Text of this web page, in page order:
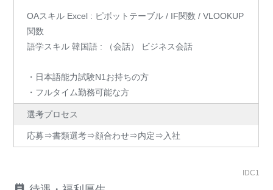
OAスキル Excel : ピボットテーブル / IF関数 / VLOOKUP
関数
語学スキル 韓国語 : （会話） ビジネス会話
・日本語能力試験N1お持ちの方
・フルタイム勤務可能な方
選考プロセス
応募⇒書類選考⇒顔合わせ⇒内定⇒入社
IDC1